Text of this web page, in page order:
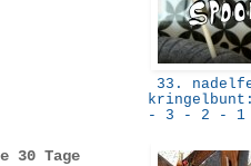
33.
- 3 - 2 - 1 -
30 Tage